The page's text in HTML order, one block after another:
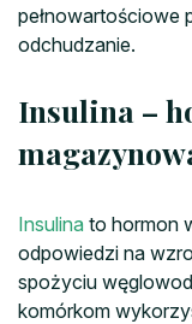
pełnowartościowe
odchudzanie.
Insulina –
Insulina to hormon
odpowiedzi na
spożyciu
komórkom